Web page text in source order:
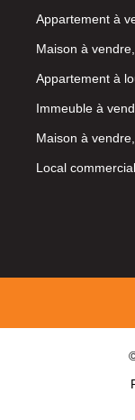
Appartement à
Maison à
Appartement à
Immeuble à
Maison à
Local